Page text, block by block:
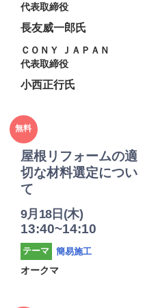
代表取締役
長友威一郎氏
ＣＯＮＹ ＪＡＰＡＮ
代表取締役
小西正行氏
2025年
度
無料
屋根リフォームの適
切な材料選定につい
て
9月18日(木)
13:40~14:10
テーマ
簡易施工
オークマ